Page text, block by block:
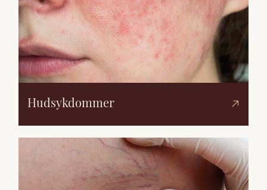
Hudsykdommer